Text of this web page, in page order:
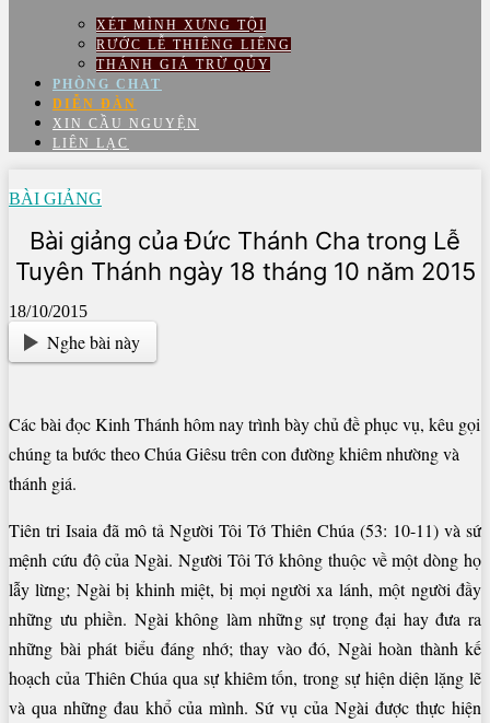
XÉT MÌNH XƯNG TỘI
RƯỚC LỄ THIÊNG LIÊNG
THÁNH GIÁ TRỪ QỦY
PHÒNG CHAT
DIỄN ĐÀN
XIN CẦU NGUYỆN
LIÊN LẠC
BÀI GIẢNG
Bài giảng của Đức Thánh Cha trong Lễ
Tuyên Thánh ngày 18 tháng 10 năm 2015
18/10/2015
Nghe bài này
Các bài đọc Kinh Thánh hôm nay trình bày chủ đề phục vụ, kêu gọi
chúng ta bước theo Chúa Giêsu trên con đường khiêm nhường và
thánh giá.
Tiên tri Isaia đã mô tả Người Tôi Tớ Thiên Chúa (53: 10-11) và sứ
mệnh cứu độ của Ngài. Người Tôi Tớ không thuộc về một dòng họ
lẫy lừng; Ngài bị khinh miệt, bị mọi người xa lánh, một người đầy
những ưu phiền. Ngài không làm những sự trọng đại hay đưa ra
những bài phát biểu đáng nhớ; thay vào đó, Ngài hoàn thành kế
hoạch của Thiên Chúa qua sự khiêm tốn, trong sự hiện diện lặng lẽ
và qua những đau khổ của mình. Sứ vụ của Ngài được thực hiện